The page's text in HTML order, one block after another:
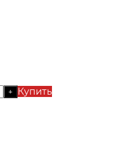
+
Купить